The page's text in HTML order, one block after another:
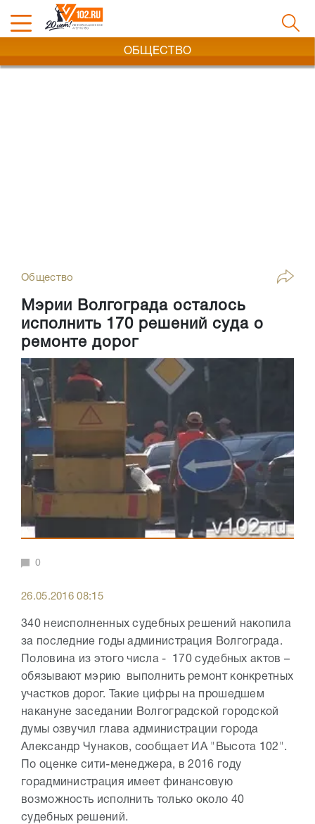
ОБЩЕСТВО
Общество
Мэрии Волгограда осталось
исполнить 170 решений суда о
ремонте дорог
0
26.05.2016 08:15
340 неисполненных судебных решений накопила
за последние годы администрация Волгограда.
Половина из этого числа - 170 судебных актов –
обязывают мэрию выполнить ремонт конкретных
участков дорог. Такие цифры на прошедшем
накануне заседании Волгоградской городской
думы озвучил глава администрации города
Александр Чунаков, сообщает ИА "Высота 102".
По оценке сити-менеджера, в 2016 году
горадминистрация имеет финансовую
возможность исполнить только около 40
судебных решений.